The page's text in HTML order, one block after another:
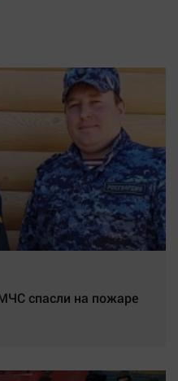
спасли на пожаре